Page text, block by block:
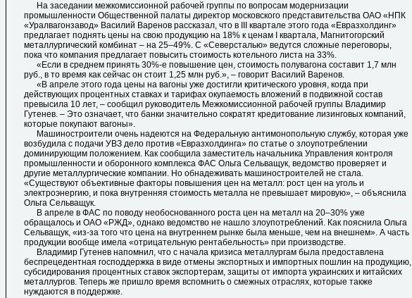
На заседании межкомиссионной рабочей группы по вопросам модернизации
промышленности Общественной палаты директор московского представительства ОАО «НПК
«Уралвагонзавод» Василий Варенов рассказал, что в III квартале этого года «Евразхолдинг»
предлагает поднять цены на свою продукцию на 18% к ценам I квартала, Магнитогорский
металлургический комбинат – на 25–49%. С «Северсталью» ведутся сложные переговоры,
пока что компания предлагает повысить стоимость котельного листа на 33%.
«Если в среднем принять 30%-е повышение цен, стоимость полувагона составит 1,7 млн
руб., в то время как сейчас он стоит 1,25 млн руб.», – говорит Василий Варенов.
«В апреле этого года цены на вагоны уже достигли критического уровня, когда при
действующих процентных ставках и тарифах окупаемость вложений в подвижной состав
превысила 10 лет, – сообщил руководитель Межкомиссионной рабочей группы Владимир
Гутенев. – Это означает, что банки значительно сократят кредитование лизинговых компаний,
которые покупают вагоны».
Машиностроители очень надеются на Федеральную антимонопольную службу, которая уже
возбудила с подачи УВЗ дело против «Евразхолдинга» по статье о злоупотреблении
доминирующим положением. Как сообщила заместитель начальника Управления контроля
промышленности и оборонного комплекса ФАС Ольга Сельващук, ведомство проверяет и
другие металлургические компании. Но обнадеживать машиностроителей не стала.
«Существуют объективные факторы повышения цен на металл: рост цен на уголь и
электроэнергию, и пока внутренняя стоимость металла не превышает мировую», – объяснила
Ольга Сельващук.
В апреле в ФАС по поводу необоснованного роста цен на металл на 20–30% уже
обращалось и ОАО «РЖД», однако ведомство не нашло злоупотреблений. Как пояснила Ольга
Сельващук, «из-за того что цена на внутреннем рынке была меньше, чем на внешнем». А часть
продукции вообще имела «отрицательную рентабельность» при производстве.
Владимир Гутенев напомнил, что с начала кризиса металлургам была предоставлена
беспрецедентная господдержка в виде отмены экспортных и импортных пошлин на продукцию,
субсидирования процентных ставок экспортерам, защиты от импорта украинских и китайских
металлургов. Теперь же пришло время вспомнить о смежных отраслях, которые также
нуждаются в поддержке.